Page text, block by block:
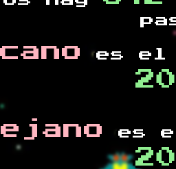
es el
es